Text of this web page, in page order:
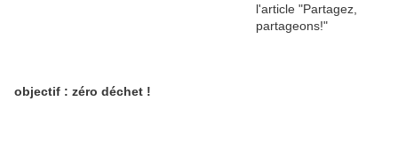
objectif : zéro déchet !